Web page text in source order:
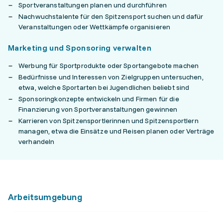
Sportveranstaltungen planen und durchführen
Nachwuchstalente für den Spitzensport suchen und dafür
Veranstaltungen oder Wettkämpfe organisieren
Marketing und Sponsoring verwalten
Werbung für Sportprodukte oder Sportangebote machen
Bedürfnisse und Interessen von Zielgruppen untersuchen,
etwa, welche Sportarten bei Jugendlichen beliebt sind
Sponsoringkonzepte entwickeln und Firmen für die
Finanzierung von Sportveranstaltungen gewinnen
Karrieren von Spitzensportlerinnen und Spitzensportlern
managen, etwa die Einsätze und Reisen planen oder Verträge
verhandeln
Arbeitsumgebung